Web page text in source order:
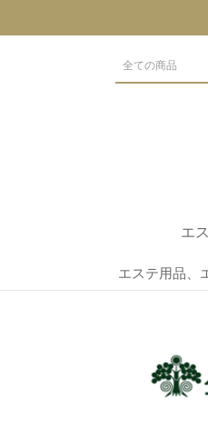
エ
ベッ
低反
アー
出張
電動/
フェ
練習
整体
エス
マッ
アロ
スパ
エス
エス
まつ
エステ用品、